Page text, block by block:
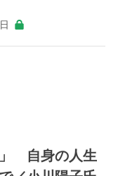
自身の人生